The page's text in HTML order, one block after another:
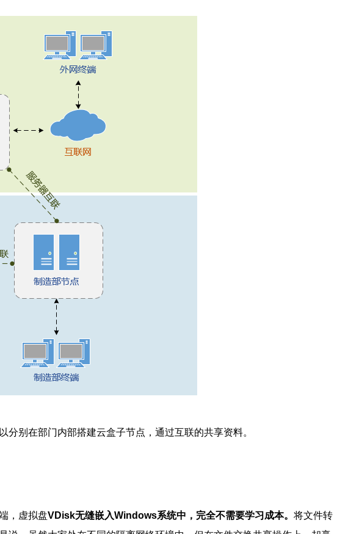
别在部门内部搭建云盒子节点，通过互联的共享资料。
，虚拟盘VDisk无缝嵌入Windows系统中，完全不需要学习成本。 将文件转